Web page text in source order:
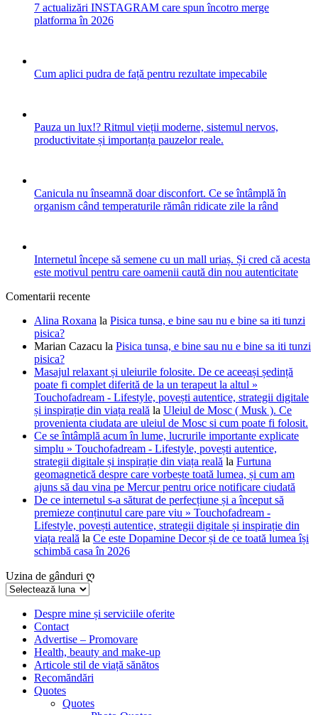
7 actualizări INSTAGRAM care spun încotro merge
platforma în 2026
Cum aplici pudra de față pentru rezultate impecabile
Pauza un lux!? Ritmul vieții moderne, sistemul nervos,
productivitate și importanța pauzelor reale.
Canicula nu înseamnă doar disconfort. Ce se întâmplă în
organism când temperaturile rămân ridicate zile la rând
Internetul începe să semene cu un mall uriaș. Și cred că acesta
este motivul pentru care oamenii caută din nou autenticitate
Comentarii recente
Alina Roxana la Pisica tunsa, e bine sau nu e bine sa iti tunzi
pisica?
Marian Cazacu la Pisica tunsa, e bine sau nu e bine sa iti tunzi
pisica?
Masajul relaxant și uleiurile folosite. De ce aceeași ședință
poate fi complet diferită de la un terapeut la altul »
Touchofadream - Lifestyle, povești autentice, strategii digitale
și inspirație din viața reală la Uleiul de Mosc ( Musk ). Ce
provenienta ciudata are uleiul de Mosc si cum poate fi folosit.
Ce se întâmplă acum în lume, lucrurile importante explicate
simplu » Touchofadream - Lifestyle, povești autentice,
strategii digitale și inspirație din viața reală la Furtuna
geomagnetică despre care vorbește toată lumea, și cum am
ajuns să dau vina pe Mercur pentru orice notificare ciudată
De ce internetul s-a săturat de perfecțiune și a început să
premieze conținutul care pare viu » Touchofadream -
Lifestyle, povești autentice, strategii digitale și inspirație din
viața reală la Ce este Dopamine Decor și de ce toată lumea își
schimbă casa în 2026
Uzina de gânduri ღ
Uzina
gânduriDespre mine și serviciile oferite
Contact
Advertise – Promovare
Health, beauty and make-up
Articole stil de viață sănătos
Recomăndări
Quotes
Quotes